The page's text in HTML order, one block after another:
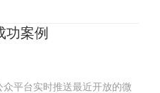
功案例
平台实时推送最近开放的微